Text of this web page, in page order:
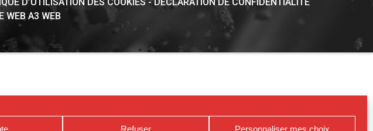
Refuser Personnaliser mes choix
WEB A3 WEB